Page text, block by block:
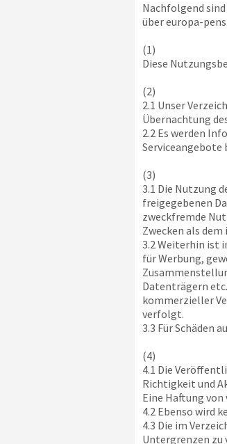
Nachfolgend
über europa-
(1)
Diese
(2)
2.1 Unser
Übernachtung
2.2 Es werden
(3)
3.1 Die Nutzung
freigegebenen
zweckfremde
Zwecken als
3.2 Weiterhin ist
für Werbung,
Datenträgern
kommerzieller
verfolgt.
3.3 Für Schäden
(4)
4.1 Die
Richtigkeit und
Eine Haftung von
4.2 Ebenso wird
4.3 Die im
Untergrenzen zu